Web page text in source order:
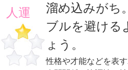
人運
溜め込みがち
ブルを避ける
ょう。
性格や才能などを表